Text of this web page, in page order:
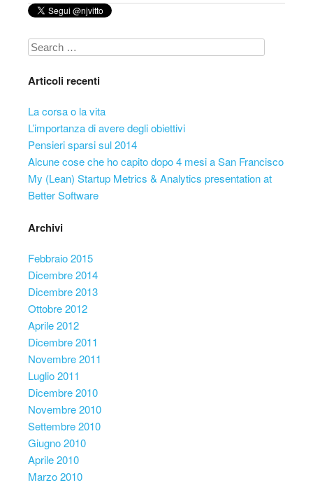
Search
Articoli recenti
La corsa o la vita
L’importanza di avere degli obiettivi
Pensieri sparsi sul 2014
Alcune cose che ho capito dopo 4 mesi a San Francisco
My (Lean) Startup Metrics & Analytics presentation at
Better Software
Archivi
Febbraio 2015
Dicembre 2014
Dicembre 2013
Ottobre 2012
Aprile 2012
Dicembre 2011
Novembre 2011
Luglio 2011
Dicembre 2010
Novembre 2010
Settembre 2010
Giugno 2010
Aprile 2010
Marzo 2010